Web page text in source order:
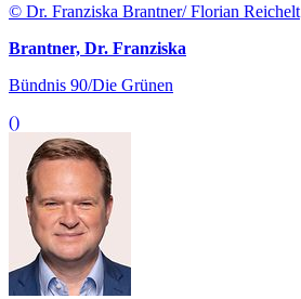
© Dr. Franziska Brantner/ Florian Reichelt
Brantner, Dr. Franziska
Bündnis 90/Die Grünen
()